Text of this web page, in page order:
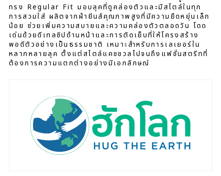
ทรง Regular Fit มอบลุคที่ดูคล่องตัวและมีสไตล์ในทุก
การสวมใส่ ผลิตจากผ้ายีนส์คุณภาพสูงที่มีความยืดหยุ่นเล็ก
น้อย ช่วยเพิ่มความสบายและความคล่องตัวตลอดวัน โดด
เด่นด้วยดีเทลซิปด้านหน้าและการตัดเย็บที่ให้โครงสร้าง
พอดีตัวอย่างเป็นธรรมชาติ เหมาะสำหรับการเลเยอร์ใน
หลากหลายลุค ตั้งแต่สไตล์แคชชวลไปจนถึงแฟชั่นสตรีทที่
ต้องการความแตกต่างอย่างมีเอกลักษณ์